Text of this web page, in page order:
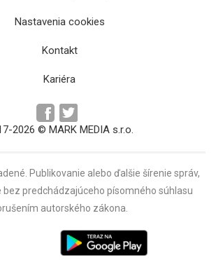
sa dnes začalo desiate
histórii krajiny
Nastavenia cookies
Kontakt
Kariéra
2026 © MARK MEDIA s.r.o.
Publikovanie alebo ďalšie šírenie správ,
predchádzajúceho písomného súhlasu
autorského zákona.